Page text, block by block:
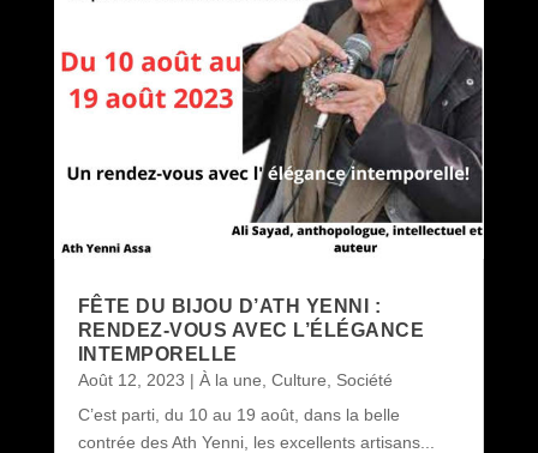
FÊTE DU BIJOU D’ATH YENNI :
RENDEZ-VOUS AVEC L’ÉLÉGANCE
INTEMPORELLE
Août 12, 2023 | À la une Culture
Société
C’est parti, du 10 au 19 août, dans la belle
contrée des Ath Yenni, les excellents artisans...